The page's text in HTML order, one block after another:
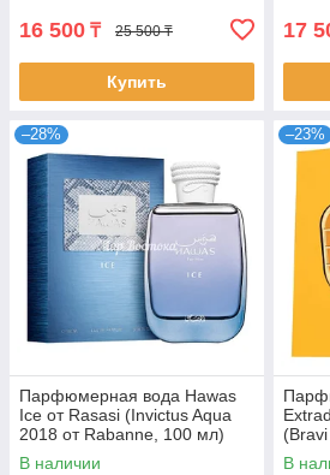
16 500 ₸ 25 500 ₸
Купить
17
–28%
Парфюмерная вода Hawas
Ice от Rasasi (Invictus Aqua
2018 от Rabanne, 100 мл)
В наличии
–23%
В